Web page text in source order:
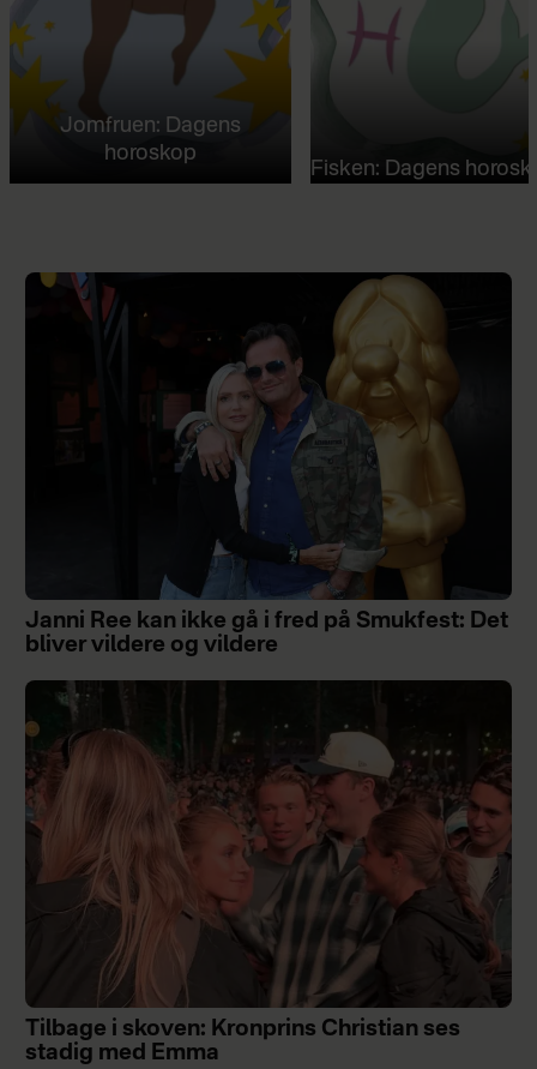
Jomfruen: Dagens
horoskop
Fisken: Dagens
Janni Ree kan ikke gå i fred på Smukfest: Det
bliver vildere og vildere
Tilbage i skoven: Kronprins Christian ses
stadig med Emma